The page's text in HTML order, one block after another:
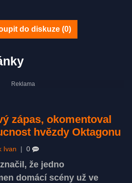
do diskuze (0)
zápas, okomentoval
hvězdy Oktagonu
Ivan 0
že jedno
domácí scény už ve